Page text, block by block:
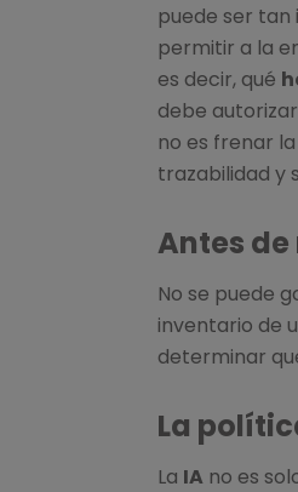
puede ser tan
permitir a la
es decir, qué
debe
no es frenar
trazabilidad y
Antes
No se puede
inventario de
determinar
La
La IAno es